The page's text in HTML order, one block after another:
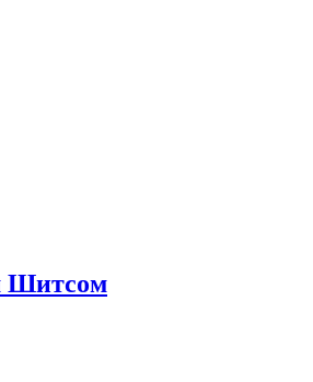
Шитсом